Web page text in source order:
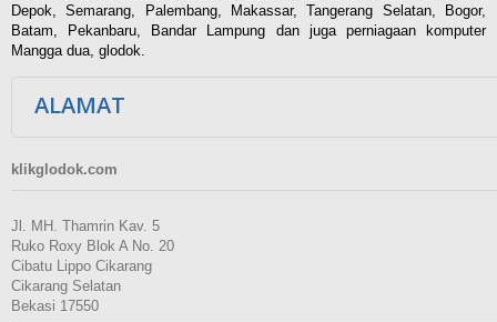
Depok, Semarang, Palembang, Makassar, Tangerang Selatan, Bogor,
Batam, Pekanbaru, Bandar Lampung dan juga perniagaan komputer
Mangga dua, glodok.
ALAMAT
klikglodok.com
Jl. MH. Thamrin Kav. 5
Ruko Roxy Blok A No. 20
Cibatu Lippo Cikarang
Cikarang Selatan
Bekasi 17550